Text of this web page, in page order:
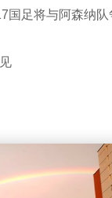
国足将与阿森纳队